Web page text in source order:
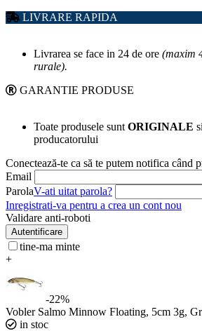
LIVRARE RAPIDA
Livrarea se face in 24 de ore (maxim
rurale).
GARANTIE PRODUSE
Toate produsele sunt ORIGINALE
producatorului
Conectează-te ca să te putem notifica când
Email
ParolaV-ati uitat parola?
Inregistrati-va pentru a crea un cont nou
Validare anti-roboti
Autentificare
tine-ma minte
+
-22%
Vobler Salmo Minnow Floating, 5cm 3g,
in stoc